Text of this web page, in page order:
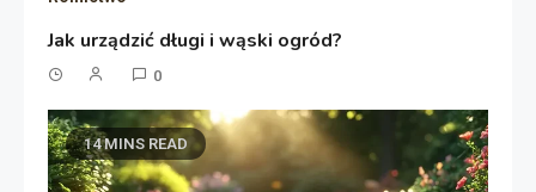
Jak urządzić długi i wąski ogród?
0
14 MINS READ